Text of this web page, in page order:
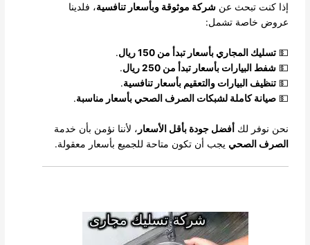
إذا كنت تبحث عنشركة موثوقة وبأسعار تنافسية، فلدينا
عروض خاصة تشمل:
💵تسليك المجاري بأسعار تبدأ من 150 ريال
.
💵شفط البيارات بأسعار تبدأ من 250 ريال
.
💵تنظيف البيارات والتعقيم بأسعار تنافسية.
💵صيانة كاملة لشبكات الصرف الصحي بأسعار مناسبة.
نحن نوفر لكأفضل جودة بأقل الأسعار ، لأننا نؤمن بأن خدمة
الصرف الصحي يجب أن تكون متاحة للجميع بأسعار معقولة.